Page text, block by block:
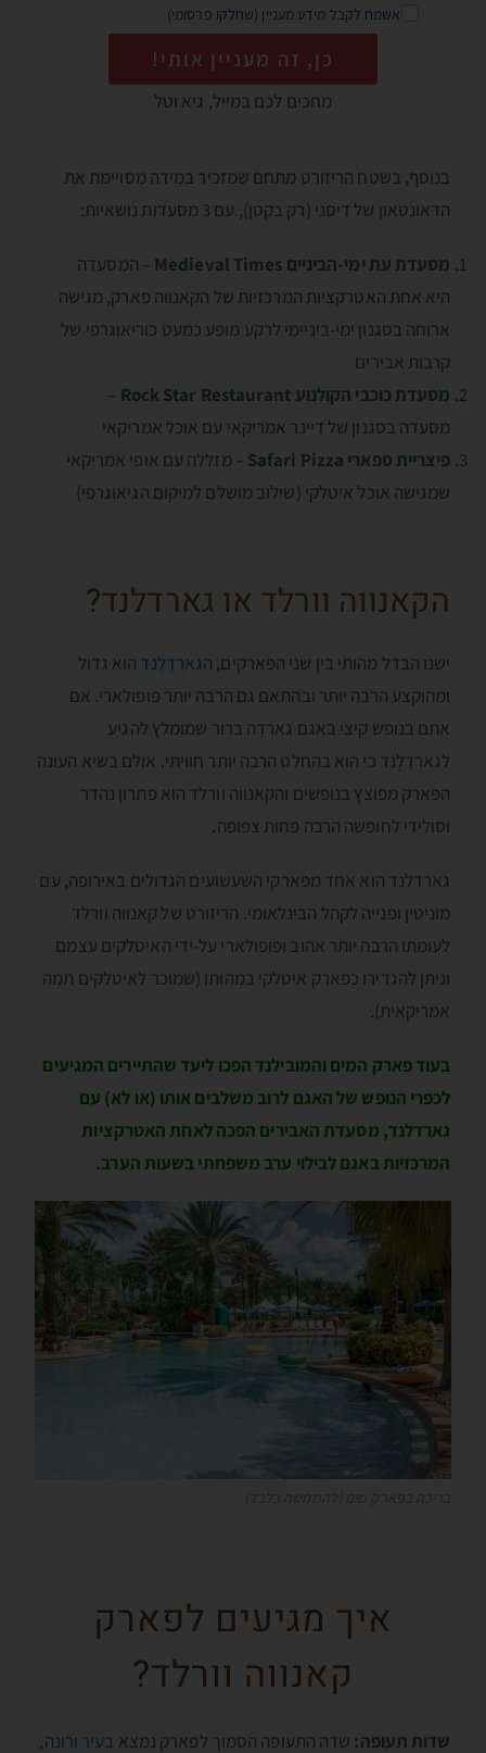
אשמח לקבל מידע מעניין (שחלקו פרסומי)
כן, זה מעניין אותי!
מחכים לכם במייל, גיא וטל
בנוסף, בשטח הריזורט מתחם שמזכיר במידה מסויימת את
הדאונטאון של דיסני (רק בקטן), עם 3 מסעדות נושאיות:
מסעדת עת ימי-הביניים Medieval Times
– המסעדה
היא אחת האטרקציות המרכזיות של הקאנווה פארק, מגישה
ארוחה בסגנון ימי-ביניימי לרקע מופע כמעט כוריאוגרפי של
קרבות אבירים
מסעדת כוכבי הקולנוע Rock Star Restaurant
–
מסעדה בסגנון של דיינר אמריקאי עם אוכל אמריקאי
פיצריית ספארי Safari Pizza
– מזללה עם אופי אמריקאי
שמגישה אוכל איטלקי (שילוב מושלם למיקום הגיאוגרפי)
הקאנווה וורלד או גארדלנד?
ישנו הבדל מהותי בין שני הפארקים, הגארְדַלֶנד הוא גדול
ומהוקצע הרבה יותר ובהתאם גם הרבה יותר פופולארי. אם
אתם בנופש קיצי באגם גארְדָה ברור שמומלץ להגיע
לגארְדַלֶנד כי הוא בהחלט הרבה יותר חוויתי. אולם בשיא העונה
הפארק מפוצץ בנופשים והקאנווה וורלד הוא פתרון נהדר
וסולידי לחופשה הרבה פחות צפופה.
גארדלנד הוא אחד מפארקי השעשועים הגדולים באירופה, עם
מוניטין ופנייה לקהל הבינלאומי. הריזורט של קאנווה וורלד
לעומתו הרבה יותר אהוב ופופולארי על-ידי האיטלקים עצמם
וניתן להגדירו כפארק איטלקי במהותו (שמוכר לאיטלקים תמה
אמריקאית).
בעוד פארק המים והמובילנד הפכו ליעד שהתיירים המגיעים
לכפרי הנופש של האגם לרוב משלבים אותו (או לא) עם
גארדלנד, מסעדת האבירים הפכה לאחת האטרקציות
המרכזיות באגם לבילוי ערב משפחתי בשעות הערב.
איך מגיעים לפארק
קאנווה וורלד?
שדות תעופה: שדה התעופה הסמוך לפארק נמצא בעיר ורונה,